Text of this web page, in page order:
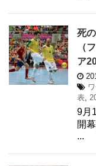
死
（
ア
表
9月
開
...